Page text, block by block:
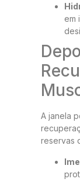
em
A janela
reservas